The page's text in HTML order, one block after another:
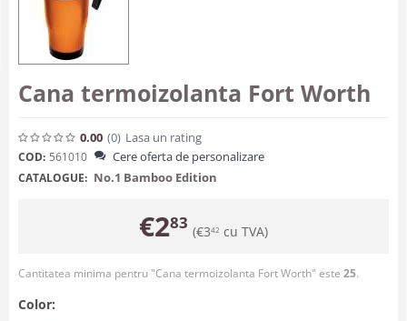
Cana termoizolanta Fort Worth
0.00 (0) Lasa un rating
COD: 561010 Cere oferta de personalizare
CATALOGUE: No.1 Bamboo Edition
€283 (€342 cu TVA)
Cantitatea minima pentru "Cana termoizolanta Fort Worth" este 25.
Color: